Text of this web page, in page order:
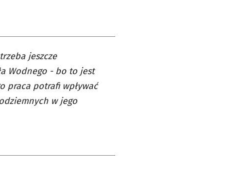
jeszcze
Wodnego - bo to jest
praca potrafi wpływać
w jego